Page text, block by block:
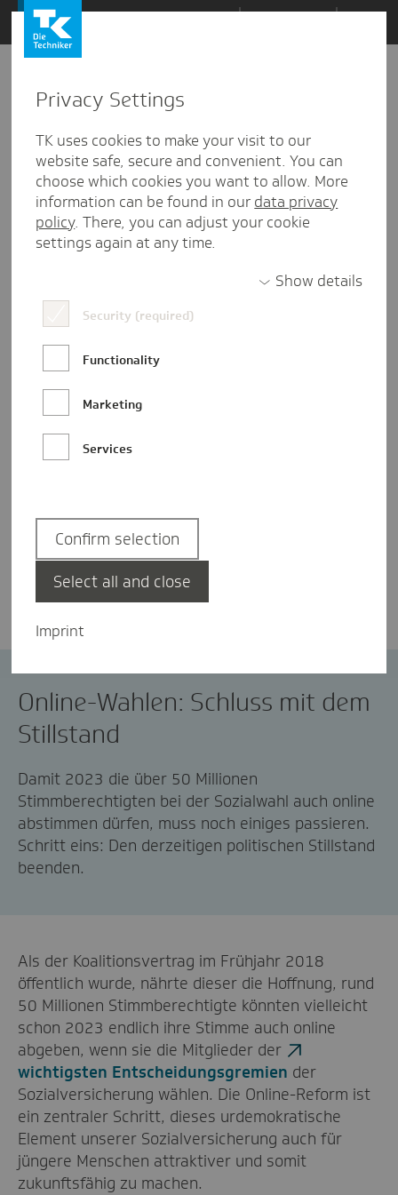
Zum
Inhalt
springen
den
Kommentaren
Jörg Ide
Online-Wahlen: Schluss mit dem
Stillstand
Damit 2023 die über 50 Millionen
Stimmberechtigten bei der Sozialwahl auch online
abstimmen dürfen, muss noch einiges passieren.
Schritt eins: Den derzeitigen politischen Stillstand
beenden.
Als der Koalitionsvertrag im Frühjahr 2018
öffentlich wurde, nährte dieser die Hoffnung, rund
50 Millionen Stimmberechtigte könnten vielleicht
schon 2023 endlich ihre Stimme auch online
abgeben, wenn sie die Mitglieder der
wichtigsten Entscheidungsgremien der
Sozialversicherung wählen. Die Online-Reform ist
ein zentraler Schritt, dieses urdemokratische
Element unserer Sozialversicherung auch für
jüngere Menschen attraktiver und somit
zukunftsfähig zu machen.
Privacy Settings
TK uses cookies to make your visit to our
website safe, secure and convenient. You can
choose which cookies you want to allow. More
information can be found in our data privacy
policy. There, you can adjust your cookie
settings again at any time.
Show details
Security (required)
Functionality
Marketing
Services
Imprint
Confirm selection
Select all and close